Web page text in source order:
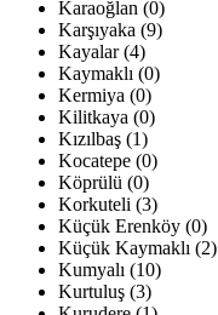
Karaoğlan (0)
Karşıyaka (9)
Kayalar (4)
Kaymaklı (0)
Kermiya (0)
Kilitkaya (0)
Kızılbaş (1)
Kocatepe (0)
Köprülü (0)
Korkuteli (3)
Küçük Erenköy (0)
Küçük Kaymaklı (2)
Kumyalı (10)
Kurtuluş (3)